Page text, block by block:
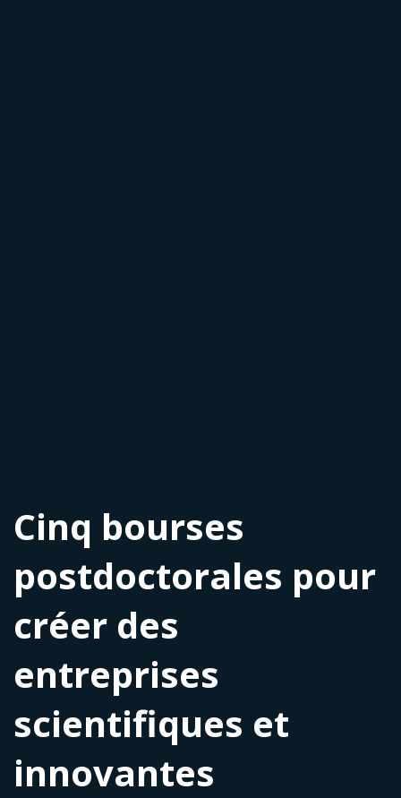
Cinq bourses
postdoctorales pour
créer des
entreprises
scientifiques et
innovantes